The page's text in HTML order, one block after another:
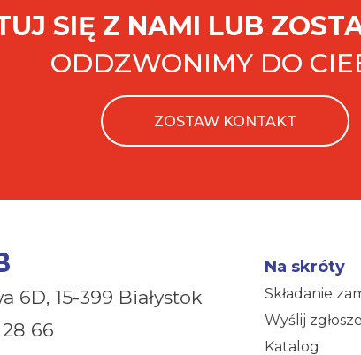
SIĘ Z NAMI LUB
ODDZWONIMY DO
ZOSTAW KONTAKT
6D, 15-399 Białystok
66
Na skróty
Składanie
Wyślij
Katalog